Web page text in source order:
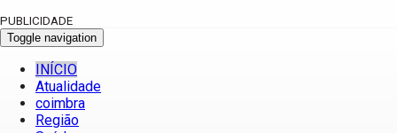
PUBLICIDADE
Toggle navigation
INÍCIO
Atualidade
coimbra
Região